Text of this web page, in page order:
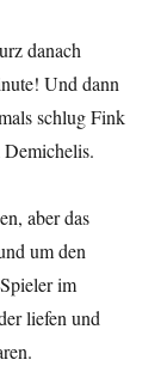
danach
Und dann
schlug Fink
Demichelis.
aber das
um den
im
liefen und